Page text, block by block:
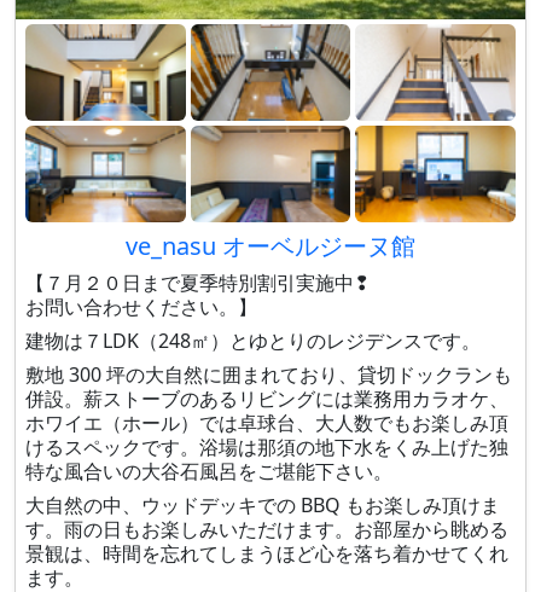
ve_nasu オーベルジーヌ館
【７月２０日まで夏季特別割引実施中❢
お問い合わせください。】
建物は７LDK（248㎡）とゆとりのレジデンスです。
敷地 300 坪の大自然に囲まれており、貸切ドックランも
併設。薪ストーブのあるリビングには業務用カラオケ、
ホワイエ（ホール）では卓球台、大人数でもお楽しみ頂
けるスペックです。浴場は那須の地下水をくみ上げた独
特な風合いの大谷石風呂をご堪能下さい。
大自然の中、ウッドデッキでの BBQ もお楽しみ頂けま
す。雨の日もお楽しみいただけます。お部屋から眺める
景観は、時間を忘れてしまうほど心を落ち着かせてくれ
ます。